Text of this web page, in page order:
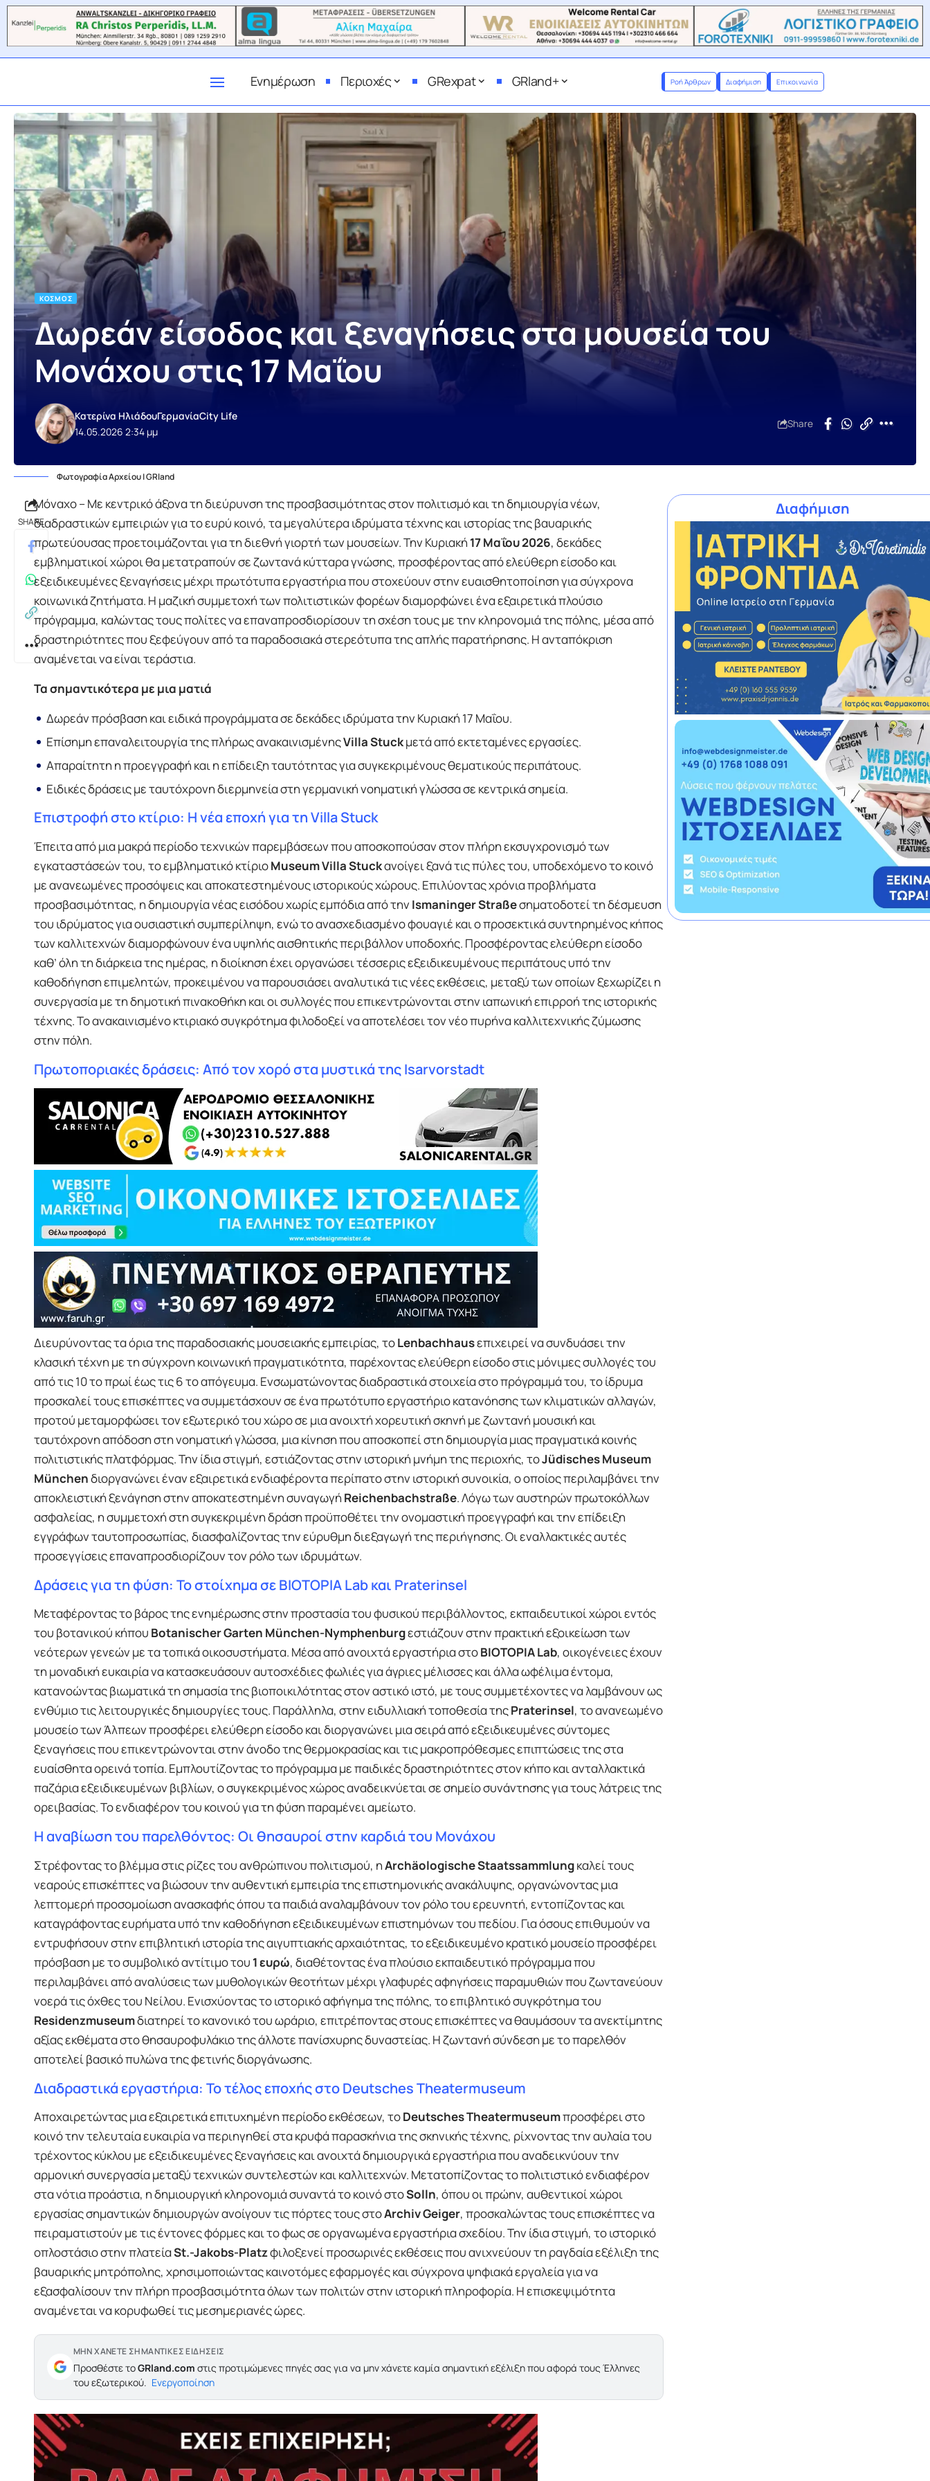
Ενημέρωση Περιοχές GRexpat GRland+ Ροή Άρθρων Διαφήμιση Επικοινωνία
ΚΌΣΜΟΣ
Δωρεάν είσοδος και ξεναγήσεις στα μουσεία του
Μονάχου στις 17 Μαΐου
14.05.2026 2:34 μμ
Κατερίνα ΗλιάδουΓερμανίαCity Life
Share
Φωτογραφία Αρχείου | GRland
SHARE
Μόναχο – Με κεντρικό άξονα τη διεύρυνση της προσβασιμότητας στον πολιτισμό και τη δημιουργία νέων,
διαδραστικών εμπειριών για το ευρύ κοινό, τα μεγαλύτερα ιδρύματα τέχνης και ιστορίας της βαυαρικής
πρωτεύουσας προετοιμάζονται για τη διεθνή γιορτή των μουσείων. Την Κυριακή 17 Μαΐου 2026, δεκάδες
εμβληματικοί χώροι θα μετατραπούν σε ζωντανά κύτταρα γνώσης, προσφέροντας από ελεύθερη είσοδο και
εξειδικευμένες ξεναγήσεις μέχρι πρωτότυπα εργαστήρια που στοχεύουν στην ευαισθητοποίηση για σύγχρονα
κοινωνικά ζητήματα. Η μαζική συμμετοχή των πολιτιστικών φορέων διαμορφώνει ένα εξαιρετικά πλούσιο
πρόγραμμα, καλώντας τους πολίτες να επαναπροσδιορίσουν τη σχέση τους με την κληρονομιά της πόλης, μέσα από
δραστηριότητες που ξεφεύγουν από τα παραδοσιακά στερεότυπα της απλής παρατήρησης. Η ανταπόκριση
αναμένεται να είναι τεράστια.
Τα σημαντικότερα με μια ματιά
Δωρεάν πρόσβαση και ειδικά προγράμματα σε δεκάδες ιδρύματα την Κυριακή 17 Μαΐου.
Επίσημη επαναλειτουργία της πλήρως ανακαινισμένηςVilla Stuckμετά από εκτεταμένες εργασίες.
Απαραίτητη η προεγγραφή και η επίδειξη ταυτότητας για συγκεκριμένους θεματικούς περιπάτους.
Ειδικές δράσεις με ταυτόχρονη διερμηνεία στη γερμανική νοηματική γλώσσα σε κεντρικά σημεία.
Επιστροφή στο κτίριο: Η νέα εποχή για τη Villa Stuck
Έπειτα από μια μακρά περίοδο τεχνικών παρεμβάσεων που αποσκοπούσαν στον πλήρη εκσυγχρονισμό των
εγκαταστάσεών του, το εμβληματικό κτίριοMuseum Villa Stuckανοίγει ξανά τις πύλες του, υποδεχόμενο το κοινό
με ανανεωμένες προσόψεις και αποκατεστημένους ιστορικούς χώρους. Επιλύοντας χρόνια προβλήματα
προσβασιμότητας, η δημιουργία νέας εισόδου χωρίς εμπόδια από την Ismaninger Straßeσηματοδοτεί τη δέσμευση
του ιδρύματος για ουσιαστική συμπερίληψη, ενώ το ανασχεδιασμένο φουαγιέ και ο προσεκτικά συντηρημένος κήπος
των καλλιτεχνών διαμορφώνουν ένα υψηλής αισθητικής περιβάλλον υποδοχής. Προσφέροντας ελεύθερη είσοδο
καθ’ όλη τη διάρκεια της ημέρας, η διοίκηση έχει οργανώσει τέσσερις εξειδικευμένους περιπάτους υπό την
καθοδήγηση επιμελητών, προκειμένου να παρουσιάσει αναλυτικά τις νέες εκθέσεις, μεταξύ των οποίων ξεχωρίζει η
συνεργασία με τη δημοτική πινακοθήκη και οι συλλογές που επικεντρώνονται στην ιαπωνική επιρροή της ιστορικής
τέχνης. Το ανακαινισμένο κτιριακό συγκρότημα φιλοδοξεί να αποτελέσει τον νέο πυρήνα καλλιτεχνικής ζύμωσης
στην πόλη.
Πρωτοποριακές δράσεις: Από τον χορό στα μυστικά της Isarvorstadt
Διευρύνοντας τα όρια της παραδοσιακής μουσειακής εμπειρίας, τοLenbachhausεπιχειρεί να συνδυάσει την
κλασική τέχνη με τη σύγχρονη κοινωνική πραγματικότητα, παρέχοντας ελεύθερη είσοδο στις μόνιμες συλλογές του
από τις 10 το πρωί έως τις 6 το απόγευμα. Ενσωματώνοντας διαδραστικά στοιχεία στο πρόγραμμά του, το ίδρυμα
προσκαλεί τους επισκέπτες να συμμετάσχουν σε ένα πρωτότυπο εργαστήριο κατανόησης των κλιματικών αλλαγών,
προτού μεταμορφώσει τον εξωτερικό του χώρο σε μια ανοιχτή χορευτική σκηνή με ζωντανή μουσική και
ταυτόχρονη απόδοση στη νοηματική γλώσσα, μια κίνηση που αποσκοπεί στη δημιουργία μιας πραγματικά κοινής
πολιτιστικής πλατφόρμας. Την ίδια στιγμή, εστιάζοντας στην ιστορική μνήμη της περιοχής, τοJüdisches Museum
Münchenδιοργανώνει έναν εξαιρετικά ενδιαφέροντα περίπατο στην ιστορική συνοικία, ο οποίος περιλαμβάνει την
αποκλειστική ξενάγηση στην αποκατεστημένη συναγωγή Reichenbachstraße. Λόγω των αυστηρών πρωτοκόλλων
ασφαλείας, η συμμετοχή στη συγκεκριμένη δράση προϋποθέτει την ονομαστική προεγγραφή και την επίδειξη
εγγράφων ταυτοπροσωπίας, διασφαλίζοντας την εύρυθμη διεξαγωγή της περιήγησης. Οι εναλλακτικές αυτές
προσεγγίσεις επαναπροσδιορίζουν τον ρόλο των ιδρυμάτων.
Δράσεις για τη φύση: Το στοίχημα σε BIOTOPIA Lab και Praterinsel
Μεταφέροντας το βάρος της ενημέρωσης στην προστασία του φυσικού περιβάλλοντος, εκπαιδευτικοί χώροι εντός
του βοτανικού κήπου Botanischer Garten München-Nymphenburgεστιάζουν στην πρακτική εξοικείωση των
νεότερων γενεών με τα τοπικά οικοσυστήματα. Μέσα από ανοιχτά εργαστήρια στοBIOTOPIA Lab, οικογένειες έχουν
τη μοναδική ευκαιρία να κατασκευάσουν αυτοσχέδιες φωλιές για άγριες μέλισσες και άλλα ωφέλιμα έντομα,
κατανοώντας βιωματικά τη σημασία της βιοποικιλότητας στον αστικό ιστό, με τους συμμετέχοντες να λαμβάνουν ως
ενθύμιο τις λειτουργικές δημιουργίες τους. Παράλληλα, στην ειδυλλιακή τοποθεσία τηςPraterinsel, το ανανεωμένο
μουσείο των Άλπεων προσφέρει ελεύθερη είσοδο και διοργανώνει μια σειρά από εξειδικευμένες σύντομες
ξεναγήσεις που επικεντρώνονται στην άνοδο της θερμοκρασίας και τις μακροπρόθεσμες επιπτώσεις της στα
ευαίσθητα ορεινά τοπία. Εμπλουτίζοντας το πρόγραμμα με παιδικές δραστηριότητες στον κήπο και ανταλλακτικά
παζάρια εξειδικευμένων βιβλίων, ο συγκεκριμένος χώρος αναδεικνύεται σε σημείο συνάντησης για τους λάτρεις της
ορειβασίας. Το ενδιαφέρον του κοινού για τη φύση παραμένει αμείωτο.
Η αναβίωση του παρελθόντος: Οι θησαυροί στην καρδιά του Μονάχου
Στρέφοντας το βλέμμα στις ρίζες του ανθρώπινου πολιτισμού, ηArchäologische Staatssammlungκαλεί τους
νεαρούς επισκέπτες να βιώσουν την αυθεντική εμπειρία της επιστημονικής ανακάλυψης, οργανώνοντας μια
λεπτομερή προσομοίωση ανασκαφής όπου τα παιδιά αναλαμβάνουν τον ρόλο του ερευνητή, εντοπίζοντας και
καταγράφοντας ευρήματα υπό την καθοδήγηση εξειδικευμένων επιστημόνων του πεδίου. Για όσους επιθυμούν να
εντρυφήσουν στην επιβλητική ιστορία της αιγυπτιακής αρχαιότητας, το εξειδικευμένο κρατικό μουσείο προσφέρει
πρόσβαση με το συμβολικό αντίτιμο του 1 ευρώ, διαθέτοντας ένα πλούσιο εκπαιδευτικό πρόγραμμα που
περιλαμβάνει από αναλύσεις των μυθολογικών θεοτήτων μέχρι γλαφυρές αφηγήσεις παραμυθιών που ζωντανεύουν
νοερά τις όχθες του Νείλου. Ενισχύοντας το ιστορικό αφήγημα της πόλης, το επιβλητικό συγκρότημα του
Residenzmuseumδιατηρεί το κανονικό του ωράριο, επιτρέποντας στους επισκέπτες να θαυμάσουν τα ανεκτίμητης
αξίας εκθέματα στο θησαυροφυλάκιο της άλλοτε πανίσχυρης δυναστείας. Η ζωντανή σύνδεση με το παρελθόν
αποτελεί βασικό πυλώνα της φετινής διοργάνωσης.
Διαδραστικά εργαστήρια: Το τέλος εποχής στο Deutsches Theatermuseum
Αποχαιρετώντας μια εξαιρετικά επιτυχημένη περίοδο εκθέσεων, τοDeutsches Theatermuseumπροσφέρει στο
κοινό την τελευταία ευκαιρία να περιηγηθεί στα κρυφά παρασκήνια της σκηνικής τέχνης, ρίχνοντας την αυλαία του
τρέχοντος κύκλου με εξειδικευμένες ξεναγήσεις και ανοιχτά δημιουργικά εργαστήρια που αναδεικνύουν την
αρμονική συνεργασία μεταξύ τεχνικών συντελεστών και καλλιτεχνών. Μετατοπίζοντας το πολιτιστικό ενδιαφέρον
στα νότια προάστια, η δημιουργική κληρονομιά συναντά το κοινό στοSolln, όπου οι πρώην, αυθεντικοί χώροι
εργασίας σημαντικών δημιουργών ανοίγουν τις πόρτες τους στοArchiv Geiger, προσκαλώντας τους επισκέπτες να
πειραματιστούν με τις έντονες φόρμες και το φως σε οργανωμένα εργαστήρια σχεδίου. Την ίδια στιγμή, το ιστορικό
οπλοστάσιο στην πλατείαSt.-Jakobs-Platzφιλοξενεί προσωρινές εκθέσεις που ανιχνεύουν τη ραγδαία εξέλιξη της
βαυαρικής μητρόπολης, χρησιμοποιώντας καινοτόμες εφαρμογές και σύγχρονα ψηφιακά εργαλεία για να
εξασφαλίσουν την πλήρη προσβασιμότητα όλων των πολιτών στην ιστορική πληροφορία. Η επισκεψιμότητα
αναμένεται να κορυφωθεί τις μεσημεριανές ώρες.
ΜΗΝ ΧΑΝΕΤΕ ΣΗΜΑΝΤΙΚΕΣ ΕΙΔΗΣΕΙΣ
Προσθέστε τοGRland.com στις προτιμώμενες πηγές σας για να μην χάνετε καμία σημαντική εξέλιξη που αφορά τους Έλληνες
του εξωτερικού. Ενεργοποίηση
Διαφήμιση